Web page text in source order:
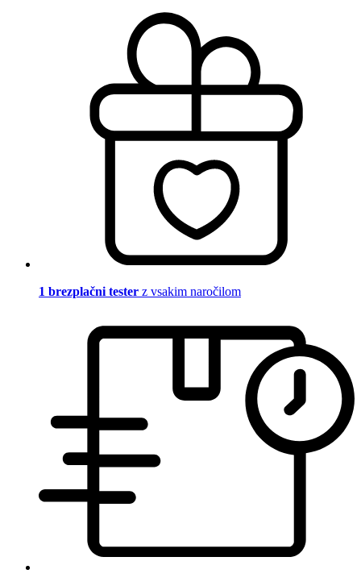
1 brezplačni tester z vsakim naročilom